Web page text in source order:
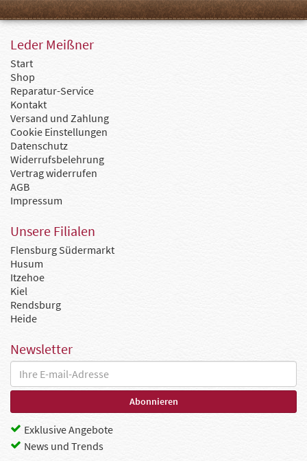
Leder Meißner
Start
Shop
Reparatur-Service
Kontakt
Versand und Zahlung
Cookie Einstellungen
Datenschutz
Widerrufsbelehrung
Vertrag widerrufen
AGB
Impressum
Unsere Filialen
Flensburg Südermarkt
Husum
Itzehoe
Kiel
Rendsburg
Heide
Newsletter
Exklusive Angebote
News und Trends